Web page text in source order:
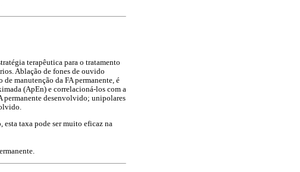
terapêutica para o tratamento
Ablação de fones de ouvido
manutenção da FA permanente, é
(ApEn) e correlacioná-los com a
permanente desenvolvido; unipolares
taxa pode ser muito eficaz na